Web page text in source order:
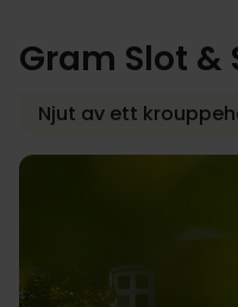
Gram Slot &
Njut av ett